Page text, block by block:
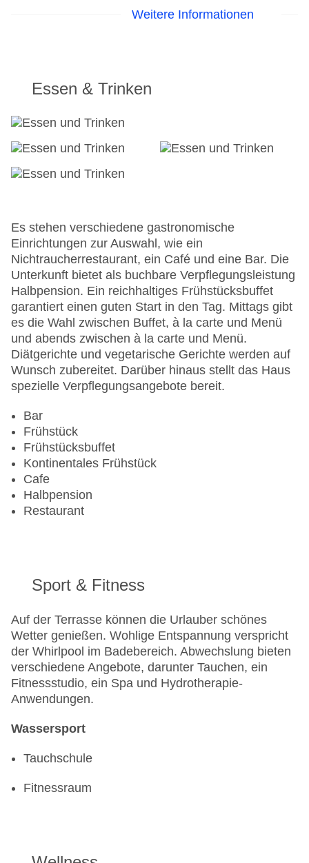
Konferenzraum
Garage
WLAN/WiFi im Hotel
Letzte umfassende Renovierung: 2004
Anzahl der Aufzüge: 1
Gesamtanzahl der Stockwerke: 10
Gesamtanzahl der Zimmer: 390
Zahlungsarten: American Express, Diners Club,
EC Maestro, Mastercard, Visa
Landeskategorie: 4 Sterne
Weitere Informationen
Essen & Trinken
Es stehen verschiedene gastronomische
Einrichtungen zur Auswahl, wie ein
Nichtraucherrestaurant, ein Café und eine Bar. Die
Unterkunft bietet als buchbare Verpflegungsleistung
Halbpension. Ein reichhaltiges Frühstücksbuffet
garantiert einen guten Start in den Tag. Mittags gibt
es die Wahl zwischen Buffet, à la carte und Menü
und abends zwischen à la carte und Menü.
Diätgerichte und vegetarische Gerichte werden auf
Wunsch zubereitet. Darüber hinaus stellt das Haus
spezielle Verpflegungsangebote bereit.
Bar
Frühstück
Frühstücksbuffet
Kontinentales Frühstück
Cafe
Halbpension
Restaurant
Sport & Fitness
Auf der Terrasse können die Urlauber schönes
Wetter genießen. Wohlige Entspannung verspricht
der Whirlpool im Badebereich. Abwechslung bieten
verschiedene Angebote, darunter Tauchen, ein
Fitnessstudio, ein Spa und Hydrotherapie-
Anwendungen.
Wassersport
Tauchschule
Fitnessraum